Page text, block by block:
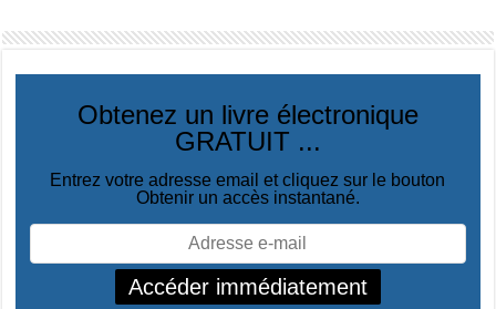
Obtenez un livre électronique
GRATUIT ...
Entrez votre adresse email et cliquez sur le bouton
Obtenir un accès instantané.